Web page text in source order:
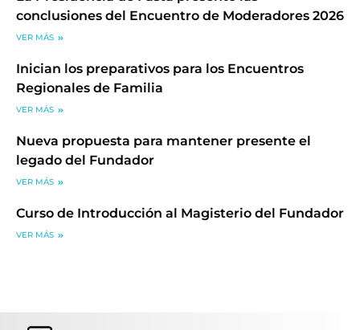
conclusiones del Encuentro de Moderadores 2026
VER MÁS
Inician los preparativos para los Encuentros
Regionales de Familia
VER MÁS
Nueva propuesta para mantener presente el
legado del Fundador
VER MÁS
Curso de Introducción al Magisterio del Fundador
VER MÁS